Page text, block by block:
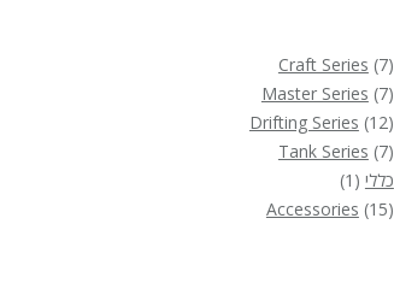
Craft Series 7
7
מוצרים
Master Series 7
7
מוצריםDrifting Series 12
12
מוצרים
Tank Series 7
7
מוצרים
כללי 1מוצר
1
Accessories 15
15